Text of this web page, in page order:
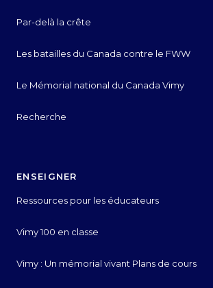
Par-delà la crête
Les batailles du Canada contre le FWW
Le Mémorial national du Canada Vimy
Recherche
ENSEIGNER
Ressources pour les éducateurs
Vimy 100 en classe
Vimy : Un mémorial vivant Plans de cours